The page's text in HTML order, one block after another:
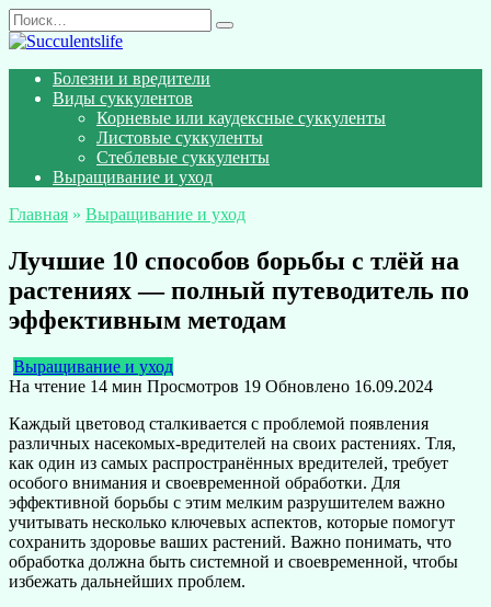
Перейти
к
Search
for:
Болезни и вредители
Виды суккулентов
Корневые или каудексные суккуленты
Листовые суккуленты
Стеблевые суккуленты
Выращивание и уход
Главная » Выращивание и уход
Лучшие 10 способов борьбы с тлёй на
растениях — полный путеводитель по
эффективным методам
Выращивание и уход
На чтение 14 мин Просмотров 19 Обновлено 16.09.2024
Каждый цветовод сталкивается с проблемой появления
различных насекомых-вредителей на своих растениях. Тля,
как один из самых распространённых вредителей, требует
особого внимания и своевременной обработки. Для
эффективной борьбы с этим мелким разрушителем важно
учитывать несколько ключевых аспектов, которые помогут
сохранить здоровье ваших растений. Важно понимать, что
обработка должна быть системной и своевременной, чтобы
избежать дальнейших проблем.